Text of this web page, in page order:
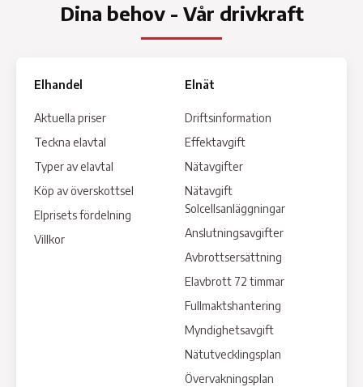
Dina behov - Vår drivkraft
Elhandel
Aktuella priser
Teckna elavtal
Typer av elavtal
Köp av överskottsel
Elprisets fördelning
Villkor
Elnät
Driftsinformation
Effektavgift
Nätavgifter
Nätavgift
Solcellsanläggningar
Anslutningsavgifter
Avbrottsersättning
Elavbrott 72 timmar
Fullmaktshantering
Myndighetsavgift
Nätutvecklingsplan
Övervakningsplan